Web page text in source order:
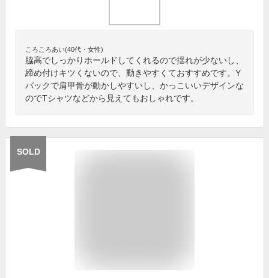
ころころあい(40代・女性)
脇高でしっかりホールドしてくれるので揺れが少ないし、
締め付けキツくないので、動きやすくておすすめです。Y
バックで肩甲骨が動かしやすいし、かっこいいデザインな
のでTシャツなどから見えてもおしゃれです。
SOLD